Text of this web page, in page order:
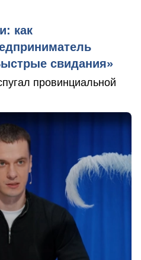
как
свидания»
провинциальной